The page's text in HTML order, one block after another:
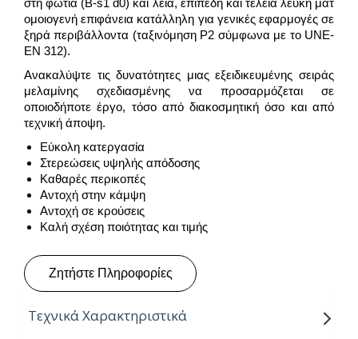
στη φωτιά (B-s1 d0) και λεία, επίπεδη και τέλεια λευκή ματ
ομοιογενή επιφάνεια κατάλληλη για γενικές εφαρμογές σε
ξηρά περιβάλλοντα (ταξινόμηση P2 σύμφωνα με το UNE-
EN 312).
Ανακαλύψτε τις δυνατότητες μιας εξειδικευμένης σειράς
μελαμίνης σχεδιασμένης να προσαρμόζεται σε
οποιοδήποτε έργο, τόσο από διακοσμητική όσο και από
τεχνική άποψη.
Εύκολη κατεργασία
Στερεώσεις υψηλής απόδοσης
Καθαρές περικοπές
Αντοχή στην κάμψη
Αντοχή σε κρούσεις
Καλή σχέση ποιότητας και τιμής
Ζητήστε Πληροφορίες
Τεχνικά Χαρακτηριστικά